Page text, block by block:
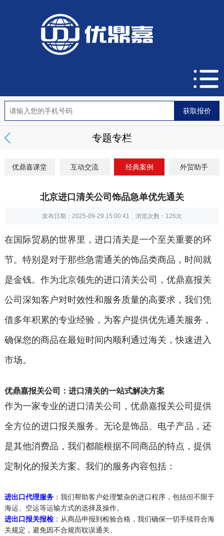
专题专栏
优鼎嘉课堂 互动交流 经典案例 外贸助手
北京进口清关公司饰品急单优先通关
发布日期：2025-09-29 15:00:41 浏览次数： 126次
在国际贸易的世界里，进口清关是一个至关重要的环
节。特别是对于那些急需通关的饰品类商品，时间就
是金钱。作为北京领先的进口清关公司，优鼎嘉报关
公司深知客户对时效性和服务质量的高要求，我们凭
借多年积累的专业经验，为客户提供优先通关服务，
确保您的商品在最短时间内顺利通过海关，快速进入
市场。
优鼎嘉报关公司：进口清关的一站式解决方案
作为一家专业的进口清关公司，优鼎嘉报关公司提供
全方位的进口报关服务。无论是饰品、电子产品，还
是其他消费品，我们都能根据不同商品的特点，提供
定制化的报关方案。我们的服务内容包括：
进出口代理服务：我们帮助客户处理繁杂的进口程序，包括但不限于
海运、空运等运输方式的选择及操作。
进出口报关报检：从商品申报到检验合格，我们确保一切手续符合海
关规定，避免因不合规而耽误通关。